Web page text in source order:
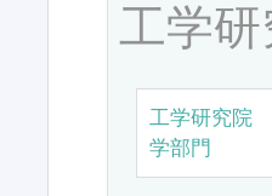
工学
工学研究院
学部門